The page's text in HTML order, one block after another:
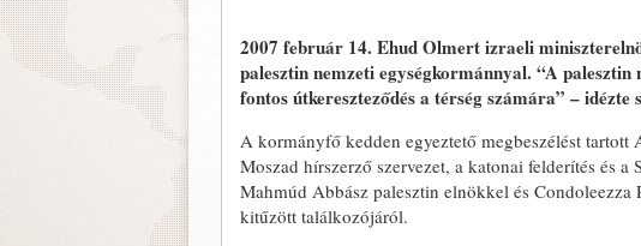
2007 február 14. Ehud Olmert izraeli
palesztin nemzeti egységkormánnyal. “A
fontos útkereszteződés a térség számára” –
A kormányfő kedden egyeztető megbeszélést
Moszad hírszerző szervezet, a katonai felderítés és
Mahmúd Abbász palesztin elnökkel és
kitűzött találkozójáról.